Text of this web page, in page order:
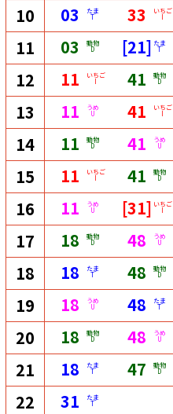
10 03 たま
T 33 いちご
I
11 03 動物
D [21] たま
T
12 11 いちご
I 41 動物
D
13 11 うめ
U 41 いちご
I
14 11 動物
D 41 うめ
U
15 11 いちご
I 41 動物
D
16 11 うめ
U [31] いちご
I
17 18 動物
D 48 うめ
U
18 18 たま
T 48 動物
D
19 18 うめ
U 48 たま
T
20 18 動物
D 48 うめ
U
21 18 たま
T 47 動物
D
22 31 たま
T